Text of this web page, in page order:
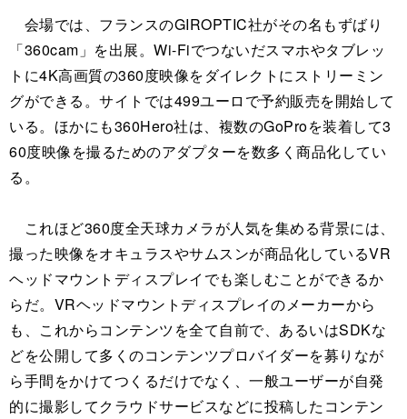
会場では、フランスのGIROPTIC社がその名もずばり
「360cam」を出展。Wi-Fiでつないだスマホやタブレッ
トに4K高画質の360度映像をダイレクトにストリーミン
グができる。サイトでは499ユーロで予約販売を開始して
いる。ほかにも360Hero社は、複数のGoProを装着して3
60度映像を撮るためのアダプターを数多く商品化してい
る。
これほど360度全天球カメラが人気を集める背景には、
撮った映像をオキュラスやサムスンが商品化しているVR
ヘッドマウントディスプレイでも楽しむことができるか
らだ。VRヘッドマウントディスプレイのメーカーから
も、これからコンテンツを全て自前で、あるいはSDKな
どを公開して多くのコンテンツプロバイダーを募りなが
ら手間をかけてつくるだけでなく、一般ユーザーが自発
的に撮影してクラウドサービスなどに投稿したコンテン